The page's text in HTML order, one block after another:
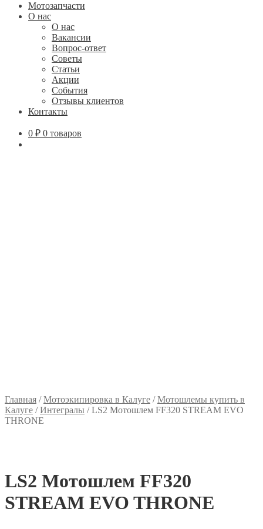
Мотозапчасти
О нас
О нас
Вакансии
Вопрос-ответ
Советы
Статьи
Акции
События
Отзывы клиентов
Контакты
0 ₽ 0 товаров
Главная /Мотоэкипировка в Калуге /Мотошлемы купить в
Калуге /Интегралы /LS2 Мотошлем FF320 STREAM EVO
THRONE
LS2 Мотошлем FF320
STREAM EVO THRONE